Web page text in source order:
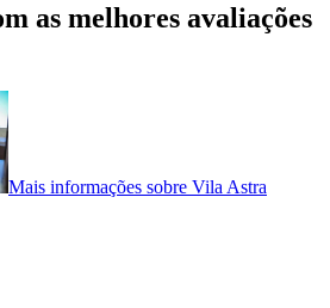
as melhores avaliações
Mais informações sobre Vila Astra